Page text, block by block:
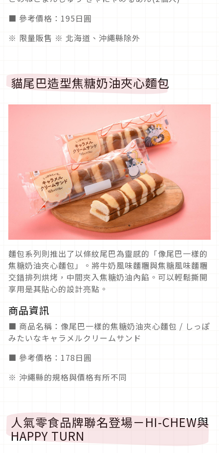
■ 參考價格：195日圓
※ 限量販售 ※ 北海道、沖繩縣除外
貓尾巴造型焦糖奶油夾心麵包
麵包系列則推出了以條紋尾巴為靈感的「像尾巴一樣的
焦糖奶油夾心麵包」。將牛奶風味麵糰與焦糖風味麵糰
交錯排列烘烤，中間夾入焦糖奶油內餡。可以輕鬆撕開
享用是其貼心的設計亮點。
商品資訊
■ 商品名稱： 像尾巴一樣的焦糖奶油夾心麵包 / しっぽ
みたいなキャラメルクリームサンド
■ 參考價格：178日圓
※ 沖繩縣的規格與價格有所不同
人氣零食品牌聯名登場－HI-CHEW與
HAPPY TURN